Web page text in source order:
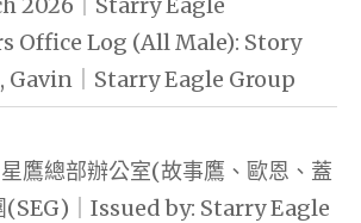
Office Log (All Male): Story
Gavin｜Starry Eagle Group
鷹總部辦公室(故事鷹、歐恩、蓋
(SEG)｜Issued by: Starry Eagle